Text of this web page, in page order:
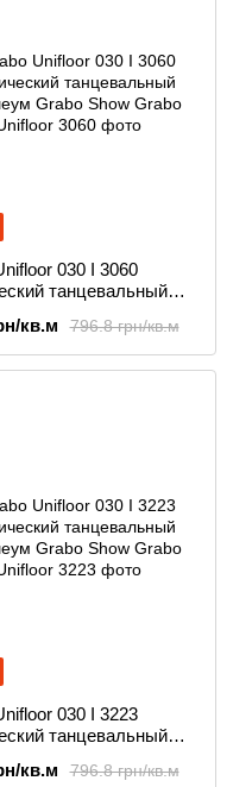
030 I 3060
танцевальный
796.8 грн/кв.м
кв.м
030 I 3223
танцевальный
796.8 грн/кв.м
кв.м